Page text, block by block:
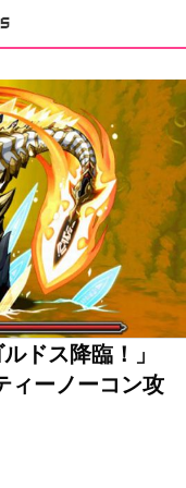
ドス降臨！」
ィーノーコン攻